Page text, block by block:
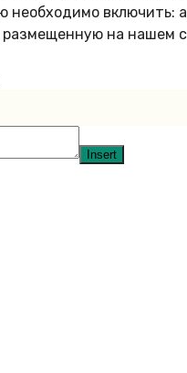
необходимо включить:
размещенную на нашем
Insert